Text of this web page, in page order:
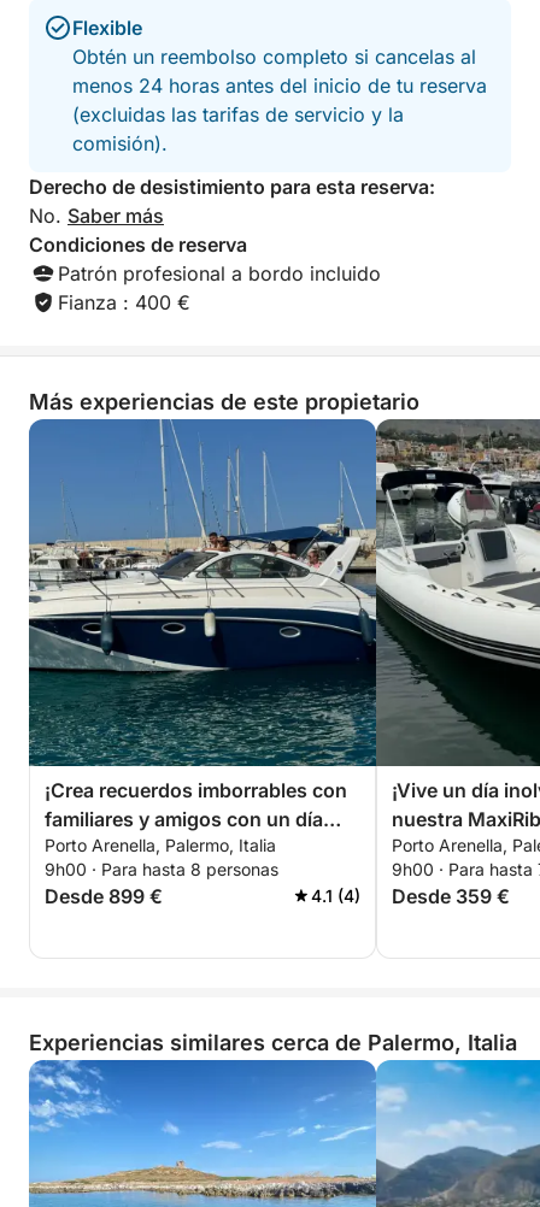
🎉 Actividades:
🚤 Crucero costero: Disfruta de un relajante paseo
por los hermosos paisajes de la costa de Palermo,
con paradas en las playas.
🤿 Snorkel y natación: Descubre la vibrante vida
marina de Capo Gallo.
🏖️ Excursión de un día a la playa de Mondello:
Toma el sol y disfruta de un almuerzo junto al mar.
☕ Aperitivos a bordo: ¡Disfruta de croissants y café
de cortesía a bordo durante tu excursión! 🍩☕
🚗 Servicio de traslados: Ofrecemos traslados
desde y hacia el puerto para hasta 8 personas en un
radio de 5 km.
⚓ Opción de alquiler de patrón: Mejora tu
experiencia náutica contratando un patrón
profesional. Relájate y disfruta del agua sin
preocupaciones.
⏳ Opciones de alquiler:
✔ Día completo
✔ Medio día (mañana o tarde)
⛽ Coste del combustible: Nuestros clientes suelen
gastar entre 20 y 50 euros en combustible. Para tu
comodidad, hay una gasolinera en el puerto.
con nuestro ASORAL AL 100, equipado con todo lo
Flexible
Obtén un reembolso completo si cancelas al
menos 24 horas antes del inicio de tu reserva
(excluidas las tarifas de servicio y la
comisión).
Derecho de desistimiento para esta reserva:
No. Saber más
Condiciones de reserva
Patrón profesional a bordo incluido
Fianza : 400 €
Más experiencias de este propietario
¡Crea recuerdos imborrables con
familiares y amigos con un día
inolvidable a bordo de nuestro
Prinz 33 Open!
Porto Arenella, Palermo, Italia
9h00 · Para hasta 8 personas
Desde 899 € 4.1 (4)
¡Vive un día
nuestra
equipada con
para un día
Porto Arenella,
9h00 · Para hasta
Desde 359 €
Experiencias similares cerca de Palermo, Italia